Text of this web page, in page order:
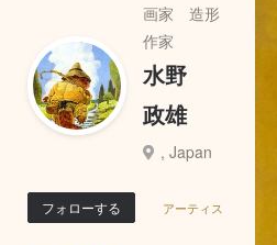
画家 造形
作家
水野
政雄
, Japan
フォローする アーティス